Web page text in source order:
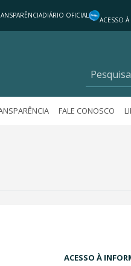
DIÁRIO OFICIAL
ACESSO
FALE CONOSCO
ACESSO À